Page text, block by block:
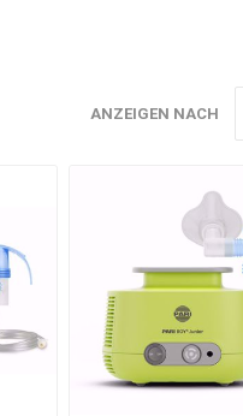
ROLLATOR
ANZEIGEN NACH